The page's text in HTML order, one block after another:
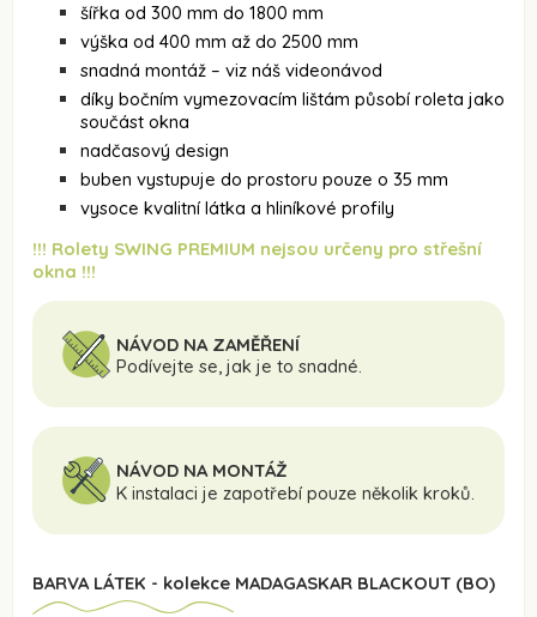
šířka od 300 mm do 1800 mm
výška od 400 mm až do 2500 mm
snadná montáž – viz náš videonávod
díky bočním vymezovacím lištám působí roleta jako
součást okna
nadčasový design
buben vystupuje do prostoru pouze o 35 mm
vysoce kvalitní látka a hliníkové profily
!!! Rolety SWING PREMIUM nejsou určeny pro střešní
okna !!!
NÁVOD NA ZAMĚŘENÍ
Podívejte se, jak je to snadné.
NÁVOD NA MONTÁŽ
K instalaci je zapotřebí pouze několik kroků.
BARVA LÁTEK - kolekce MADAGASKAR BLACKOUT (BO)